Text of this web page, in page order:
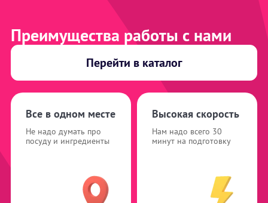
Преимущества работы с нами
Перейти в каталог
Все в одном месте
Не надо думать про
посуду и ингредиенты
Высокая скорость
Нам надо всего 30
минут на подготовку